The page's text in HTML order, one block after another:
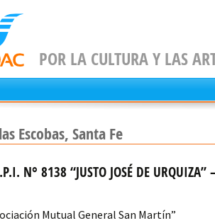
POR LA CULTURA Y LAS
Escobas, Santa Fe
N° 8138 “JUSTO JOSÉ DE
Mutual General San Martín”